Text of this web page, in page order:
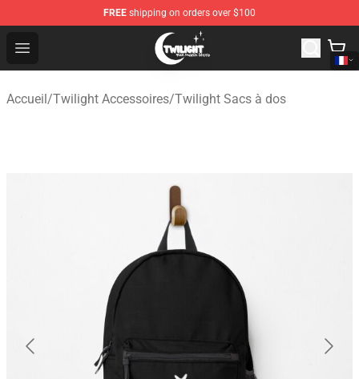
FREE shipping on orders over $100
Open menu
Twilight Store - Official Twilight Merchandise Shop
Accueil/Twilight Accessoires/Twilight Sacs à dos